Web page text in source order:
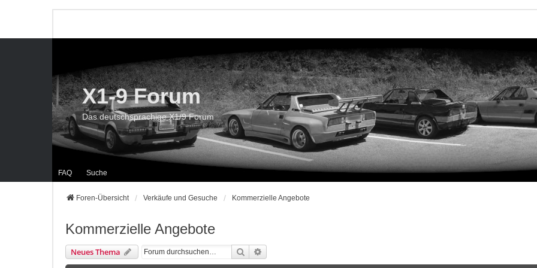
FAQ Suche
X1-9 Forum
Das deutschsprachige X1/9 Forum
Foren-Übersicht Verkäufe und Gesuche Kommerzielle Angebote
Kommerzielle Angebote
Neues Thema Suche